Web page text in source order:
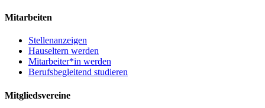
Mitarbeiten
Stellenanzeigen
Hauseltern werden
Mitarbeiter*in werden
Berufsbegleitend studieren
Mitgliedsvereine